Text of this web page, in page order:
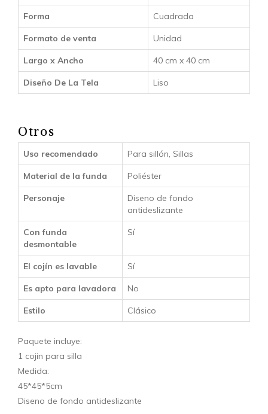
Forma Cuadrada
Formato de venta Unidad
Largo x Ancho 40 cm x 40 cm
Diseño De La Tela Liso
Otros
Uso recomendado Para sillón, Sillas
Material de la funda Poliéster
Personaje
Diseno de fondo
antideslizante
Con funda
desmontable
Sí
El cojín es lavable Sí
Es apto para lavadora No
Estilo Clásico
Paquete incluye:
1 cojin para silla
Medida:
45*45*5cm
Diseno de fondo antideslizante